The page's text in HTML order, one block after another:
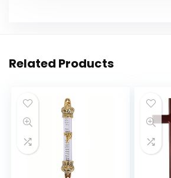
Related Products